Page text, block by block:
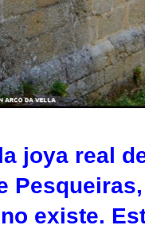
joya real
existe.